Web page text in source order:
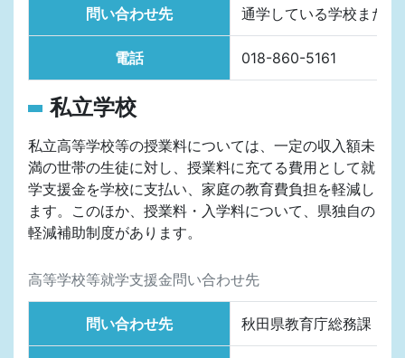
問い合わせ先 通学している学校また
電話 018-860-5161
私立学校
私立高等学校等の授業料については、一定の収入額未
満の世帯の生徒に対し、授業料に充てる費用として就
学支援金を学校に支払い、家庭の教育費負担を軽減し
ます。このほか、授業料・入学料について、県独自の
軽減補助制度があります。
高等学校等就学支援金問い合わせ先
問い合わせ先 秋田県教育庁総務課